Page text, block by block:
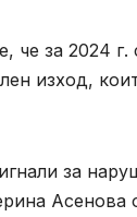
за 2024
изход,
за
Асенова